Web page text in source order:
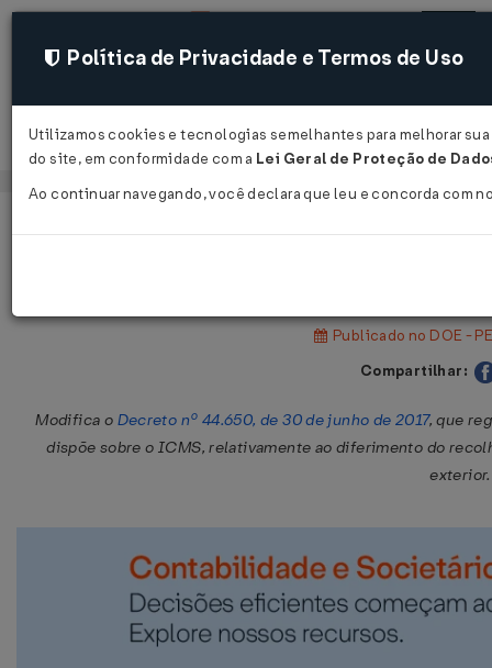
Acessar
Publicado no DOE -
Compartilhar:
Modifica o Decreto nº 44.650, de 30 de junho de 2017, que
dispõe sobre o ICMS, relativamente ao diferimento do
exterior.
Política de Privacidade e Termos de Uso
Utilizamos cookies e tecnologias semelhantes para melhorar
do site, em conformidade com a Lei Geral de Proteção de
Ao continuar navegando, você declara que leu e concorda com